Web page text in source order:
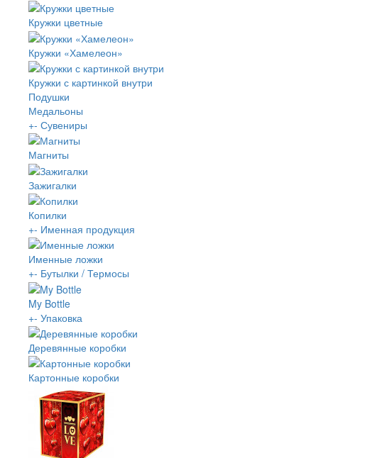
Кружки цветные
Кружки «Хамелеон»
Кружки с картинкой внутри
Подушки
Медальоны
+- Сувениры
Магниты
Зажигалки
Копилки
+- Именная продукция
Именные ложки
+- Бутылки / Термосы
My Bottle
+- Упаковка
Деревянные коробки
Картонные коробки